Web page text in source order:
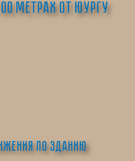
метрах от ЮУрГУ
по зданию